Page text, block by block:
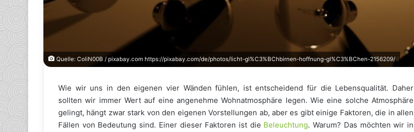
Quelle: ColiN00B / pixabay.com https://pixabay.com/de/photos/licht-gl%C3%BChbirnen-hoffnung-gl%C3%BChen-2156209/
Wie wir uns in den eigenen vier Wänden fühlen, ist entscheidend für die Lebensqualität. Daher
sollten wir immer Wert auf eine angenehme Wohnatmosphäre legen. Wie eine solche Atmosphäre
gelingt, hängt zwar stark von den eigenen Vorstellungen ab, aber es gibt einige Faktoren, die in allen
Fällen von Bedeutung sind. Einer dieser Faktoren ist die Beleuchtung. Warum? Das möchten wir in